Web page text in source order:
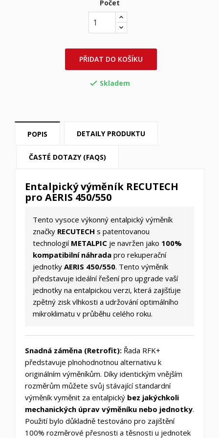
Počet
PŘIDAT DO KOŠÍKU
 Skladem
POPIS DETAILY PRODUKTU
ČASTÉ DOTAZY (FAQS)
Entalpický výměník RECUTECH
pro AERIS 450/550
Tento vysoce výkonný entalpický výměník
značky RECUTECH s patentovanou
technologií METALPIC je navržen jako 100%
kompatibilní náhrada pro rekuperační
jednotky AERIS 450/550. Tento výměník
představuje ideální řešení pro upgrade vaší
jednotky na entalpickou verzi, která zajišťuje
zpětný zisk vlhkosti a udržování optimálního
mikroklimatu v průběhu celého roku.
Snadná záměna (Retrofit): Řada RFK+
představuje plnohodnotnou alternativu k
originálním výměníkům. Díky identickým vnějším
rozměrům můžete svůj stávající standardní
výměník vyměnit za entalpický bez jakýchkoli
mechanických úprav výměníku nebo jednotky.
Použití bylo důkladně testováno pro zajištění
100% rozměrové přesnosti a těsnosti u jednotek